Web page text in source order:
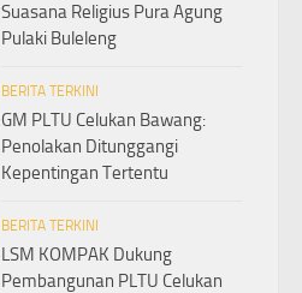
Suasana Religius Pura Agung
Pulaki Buleleng
BERITA TERKINI
GM PLTU Celukan Bawang:
Penolakan Ditunggangi
Kepentingan Tertentu
BERITA TERKINI
LSM KOMPAK Dukung
Pembangunan PLTU Celukan